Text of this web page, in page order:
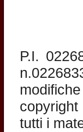
P.I.
tutti i